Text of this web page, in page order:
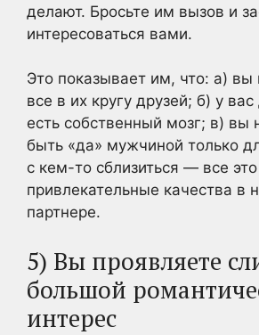
делают. Бросьте им вызов и
интересоваться вами.
Это показывает им, что: а) вы
все в их кругу друзей; б) у
есть собственный мозг; в) вы
быть «да» мужчиной только
с кем-то сблизиться — все это
привлекательные качества в
партнере.
5) Вы проявляете
большой
интерес